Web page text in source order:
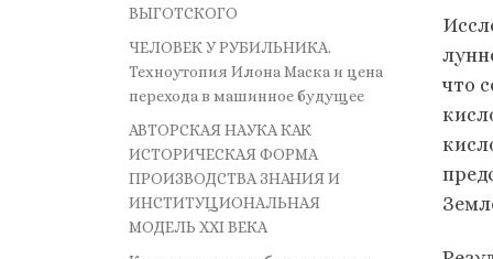
что
ВЫГОТСКОГО
ЧЕЛОВЕК У РУБИЛЬНИКА.
Техноутопия Илона Маска и цена
перехода в машинное будущее
АВТОРСКАЯ НАУКА КАК
ИСТОРИЧЕСКАЯ ФОРМА
ПРОИЗВОДСТВА ЗНАНИЯ И
ИНСТИТУЦИОНАЛЬНАЯ
МОДЕЛЬ XXI ВЕКА